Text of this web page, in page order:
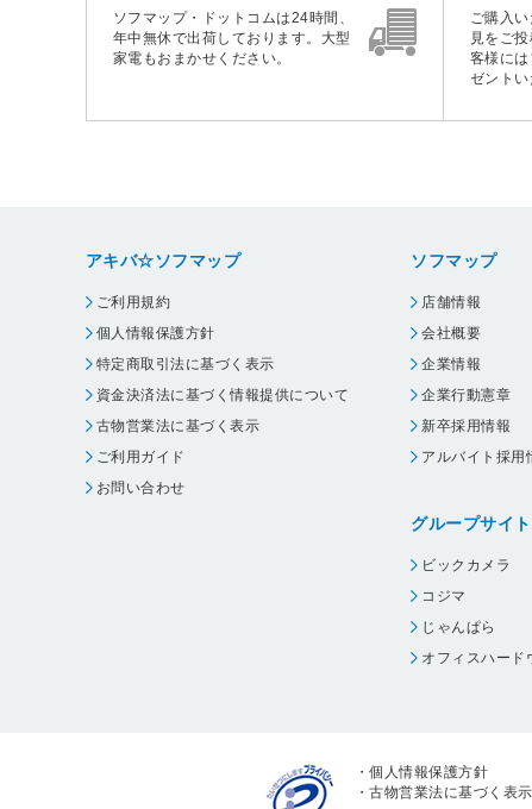
ソフマップ・ドットコムは24時間、
年中無休で出荷しております。大型
家電もおまかせください。
ご購入
見をご
客様に
ゼントい
アキバ☆ソフマップ
ご利用規約
個人情報保護方針
特定商取引法に基づく表示
資金決済法に基づく情報提供について
古物営業法に基づく表示
ご利用ガイド
お問い合わせ
ソフマップ
店舗情報
会社概要
企業情報
企業行動憲章
新卒採用情報
アルバイト採用
グループサイト
ビックカメラ
コジマ
じゃんぱら
オフィスハード
・個人情報保護方針
・古物営業法に基づく表示